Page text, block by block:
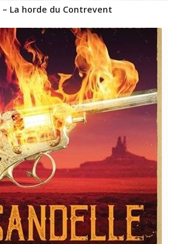
La horde du Contrevent